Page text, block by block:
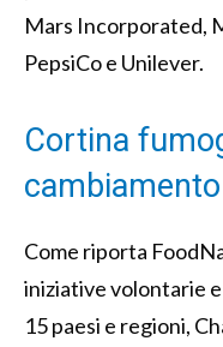
Mars Incorporated,
PepsiCo e Unilever.
Cortina
cambiamento
Come riporta
iniziative volontarie
15 paesi e regioni,